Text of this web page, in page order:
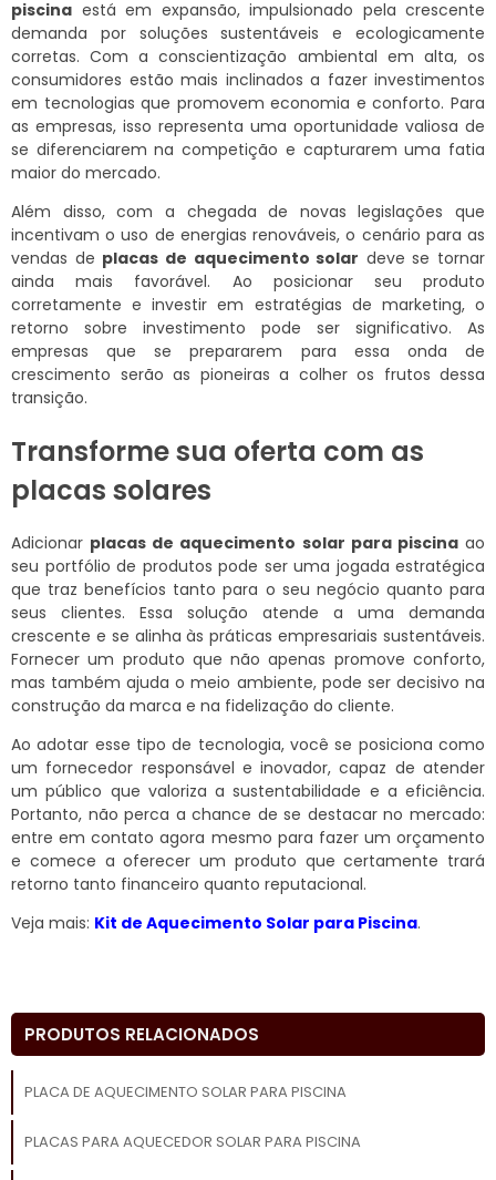
piscina está em expansão, impulsionado pela crescente
demanda por soluções sustentáveis e ecologicamente
corretas. Com a conscientização ambiental em alta, os
consumidores estão mais inclinados a fazer investimentos
em tecnologias que promovem economia e conforto. Para
as empresas, isso representa uma oportunidade valiosa de
se diferenciarem na competição e capturarem uma fatia
maior do mercado.
Além disso, com a chegada de novas legislações que
incentivam o uso de energias renováveis, o cenário para as
vendas de placas de aquecimento solar deve se tornar
ainda mais favorável. Ao posicionar seu produto
corretamente e investir em estratégias de marketing, o
retorno sobre investimento pode ser significativo. As
empresas que se prepararem para essa onda de
crescimento serão as pioneiras a colher os frutos dessa
transição.
Transforme sua oferta com as
placas solares
Adicionar placas de aquecimento solar para piscinaao
seu portfólio de produtos pode ser uma jogada estratégica
que traz benefícios tanto para o seu negócio quanto para
seus clientes. Essa solução atende a uma demanda
crescente e se alinha às práticas empresariais sustentáveis.
Fornecer um produto que não apenas promove conforto,
mas também ajuda o meio ambiente, pode ser decisivo na
construção da marca e na fidelização do cliente.
Ao adotar esse tipo de tecnologia, você se posiciona como
um fornecedor responsável e inovador, capaz de atender
um público que valoriza a sustentabilidade e a eficiência.
Portanto, não perca a chance de se destacar no mercado:
entre em contato agora mesmo para fazer um orçamento
e comece a oferecer um produto que certamente trará
retorno tanto financeiro quanto reputacional.
Veja mais: Kit de Aquecimento Solar para Piscina.
PRODUTOS RELACIONADOS
PLACA DE AQUECIMENTO SOLAR PARA PISCINA
PLACAS PARA AQUECEDOR SOLAR PARA PISCINA